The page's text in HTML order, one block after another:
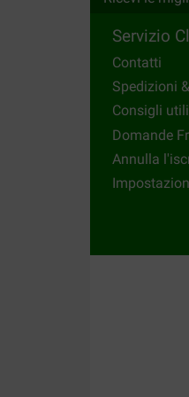
evitare le
Attenzione:
un certo
causate da
Cerchi
Cerchi altri
Servizio
Contatti
Spedizioni
Consigli utili
Domande
Annulla